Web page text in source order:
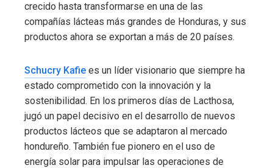
crecido hasta transformarse en una de las
compañías lácteas más grandes de Honduras, y sus
productos ahora se exportan a más de 20 países.
Schucry Kafie es un líder visionario que siempre ha
estado comprometido con la innovación y la
sostenibilidad. En los primeros días de Lacthosa,
jugó un papel decisivo en el desarrollo de nuevos
productos lácteos que se adaptaron al mercado
hondureño. También fue pionero en el uso de
energía solar para impulsar las operaciones de